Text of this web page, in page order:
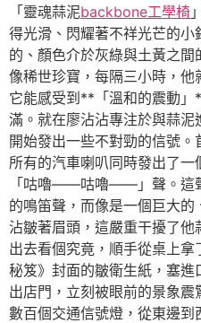
「靈魂蒜泥backbone工學椅
得光滑、閃耀著不祥光芒的
的、顏色介於灰綠與土黃之
像稀世珍寶，每隔三小時，
它能感受到**「溫和的震動
滿。就在廖沾沾專注於與蒜
開始發出一些不對勁的信號。
所有的汽車喇叭同時發出了
「咕嚕——咕嚕——」聲。這
的鳴笛聲，而像是一個巨大
沾皺著眉頭，這嚴重干擾了
出去看個究竟，順手從桌上
秘笈》封面的皺衛生紙，塞
出店門，立刻被眼前的景象震
數百個交通信號燈，從東邊